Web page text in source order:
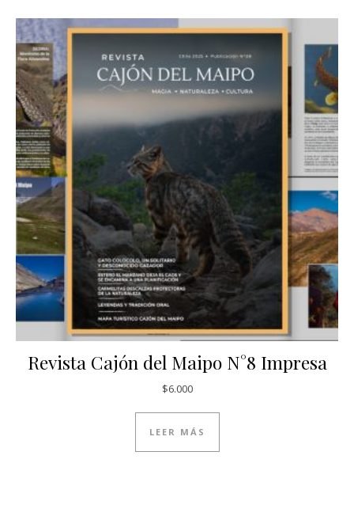
Revista Cajón del Maipo N°8 Impresa
$6.000
LEER MÁS